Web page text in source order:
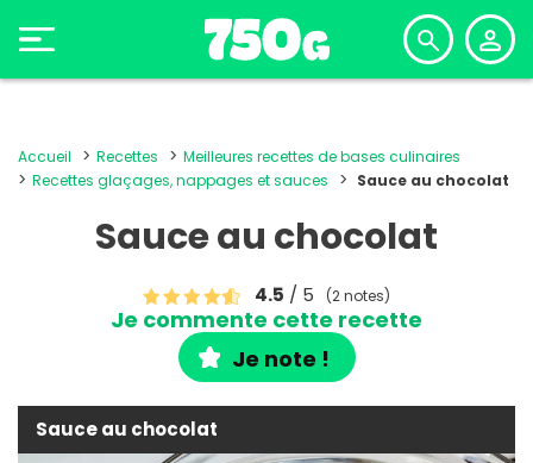
Accueil Recettes
Meilleures recettes de bases culinaires
Recettes glaçages, nappages et sauces
Sauce au chocolat
Sauce au chocolat
4.5 / 5 (2 notes)
Je commente cette recette
Je note !
Sauce au chocolat